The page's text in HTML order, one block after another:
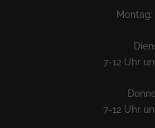
Montag:
7-12 Uhr
7-12 Uhr